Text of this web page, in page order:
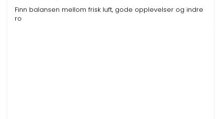
Finn balansen mellom frisk luft, gode opplevelser og indre
ro